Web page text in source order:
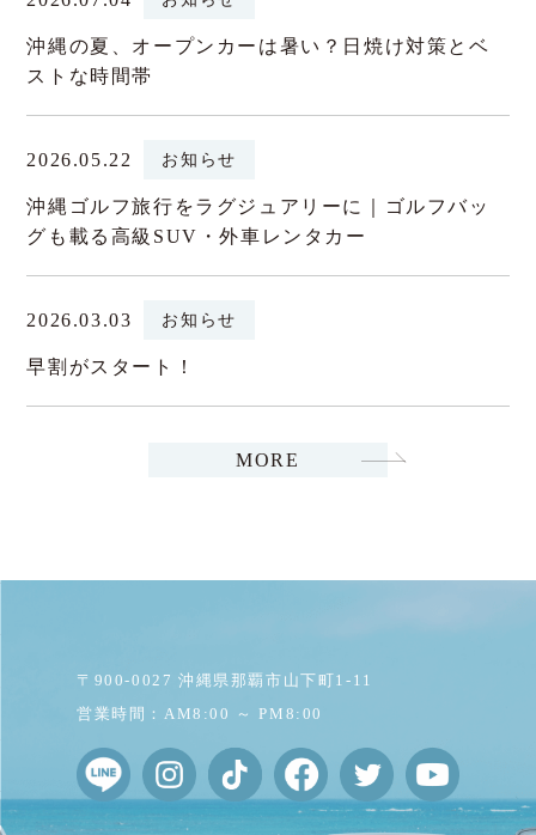
沖縄の夏、オープンカーは暑い？日焼け対策とベ
ストな時間帯
2026.05.22 お知らせ
沖縄ゴルフ旅行をラグジュアリーに｜ゴルフバッ
グも載る高級SUV・外車レンタカー
2026.03.03 お知らせ
早割がスタート！
MORE
〒900-0027 沖縄県那覇市山下町1-11
営業時間：AM8:00 ～ PM8:00